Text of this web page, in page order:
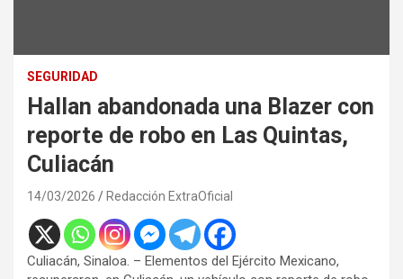
SEGURIDAD
Hallan abandonada una Blazer con
reporte de robo en Las Quintas,
Culiacán
14/03/2026 Redacción ExtraOficial
Culiacán, Sinaloa. – Elementos del Ejército Mexicano,